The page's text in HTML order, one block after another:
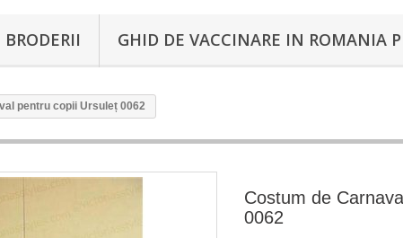
BRODERII GHID DE VACCINARE IN ROMANIA
pentru copii Ursuleț 0062
Costum de
0062